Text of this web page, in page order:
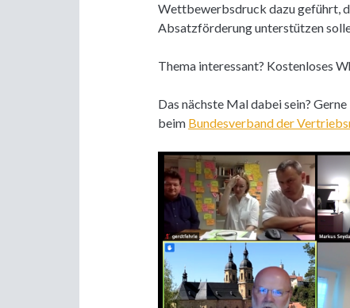
Wettbewerbsdruck dazu geführt,
Absatzförderung unterstützen
Thema interessant? Kostenloses
Das nächste Mal dabei sein?
beim Bundesverband der